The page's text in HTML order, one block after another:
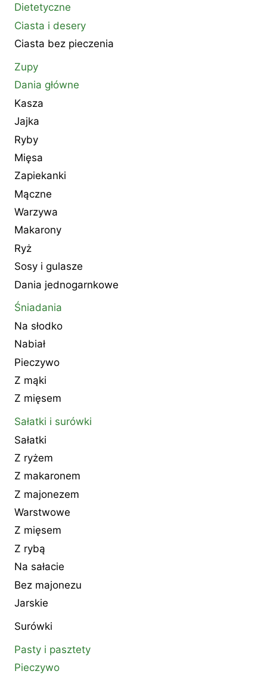
Dietetyczne
Ciasta i desery
Ciasta bez pieczenia
Zupy
Dania główne
Kasza
Jajka
Ryby
Mięsa
Zapiekanki
Mączne
Warzywa
Makarony
Ryż
Sosy i gulasze
Dania jednogarnkowe
Śniadania
Na słodko
Nabiał
Pieczywo
Z mąki
Z mięsem
Sałatki i surówki
Sałatki
Z ryżem
Z makaronem
Z majonezem
Warstwowe
Z mięsem
Z rybą
Na sałacie
Bez majonezu
Jarskie
Surówki
Pasty i pasztety
Pieczywo